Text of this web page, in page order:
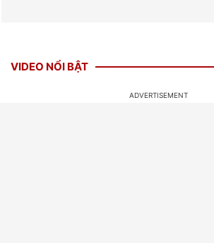
VIDEO NỔI BẬT